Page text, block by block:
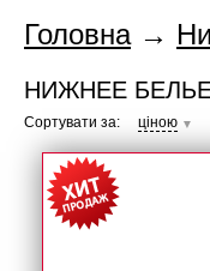
Головна→
НИЖНЕЕ БЕЛЬЕ
Сортувати за: ціною ▼